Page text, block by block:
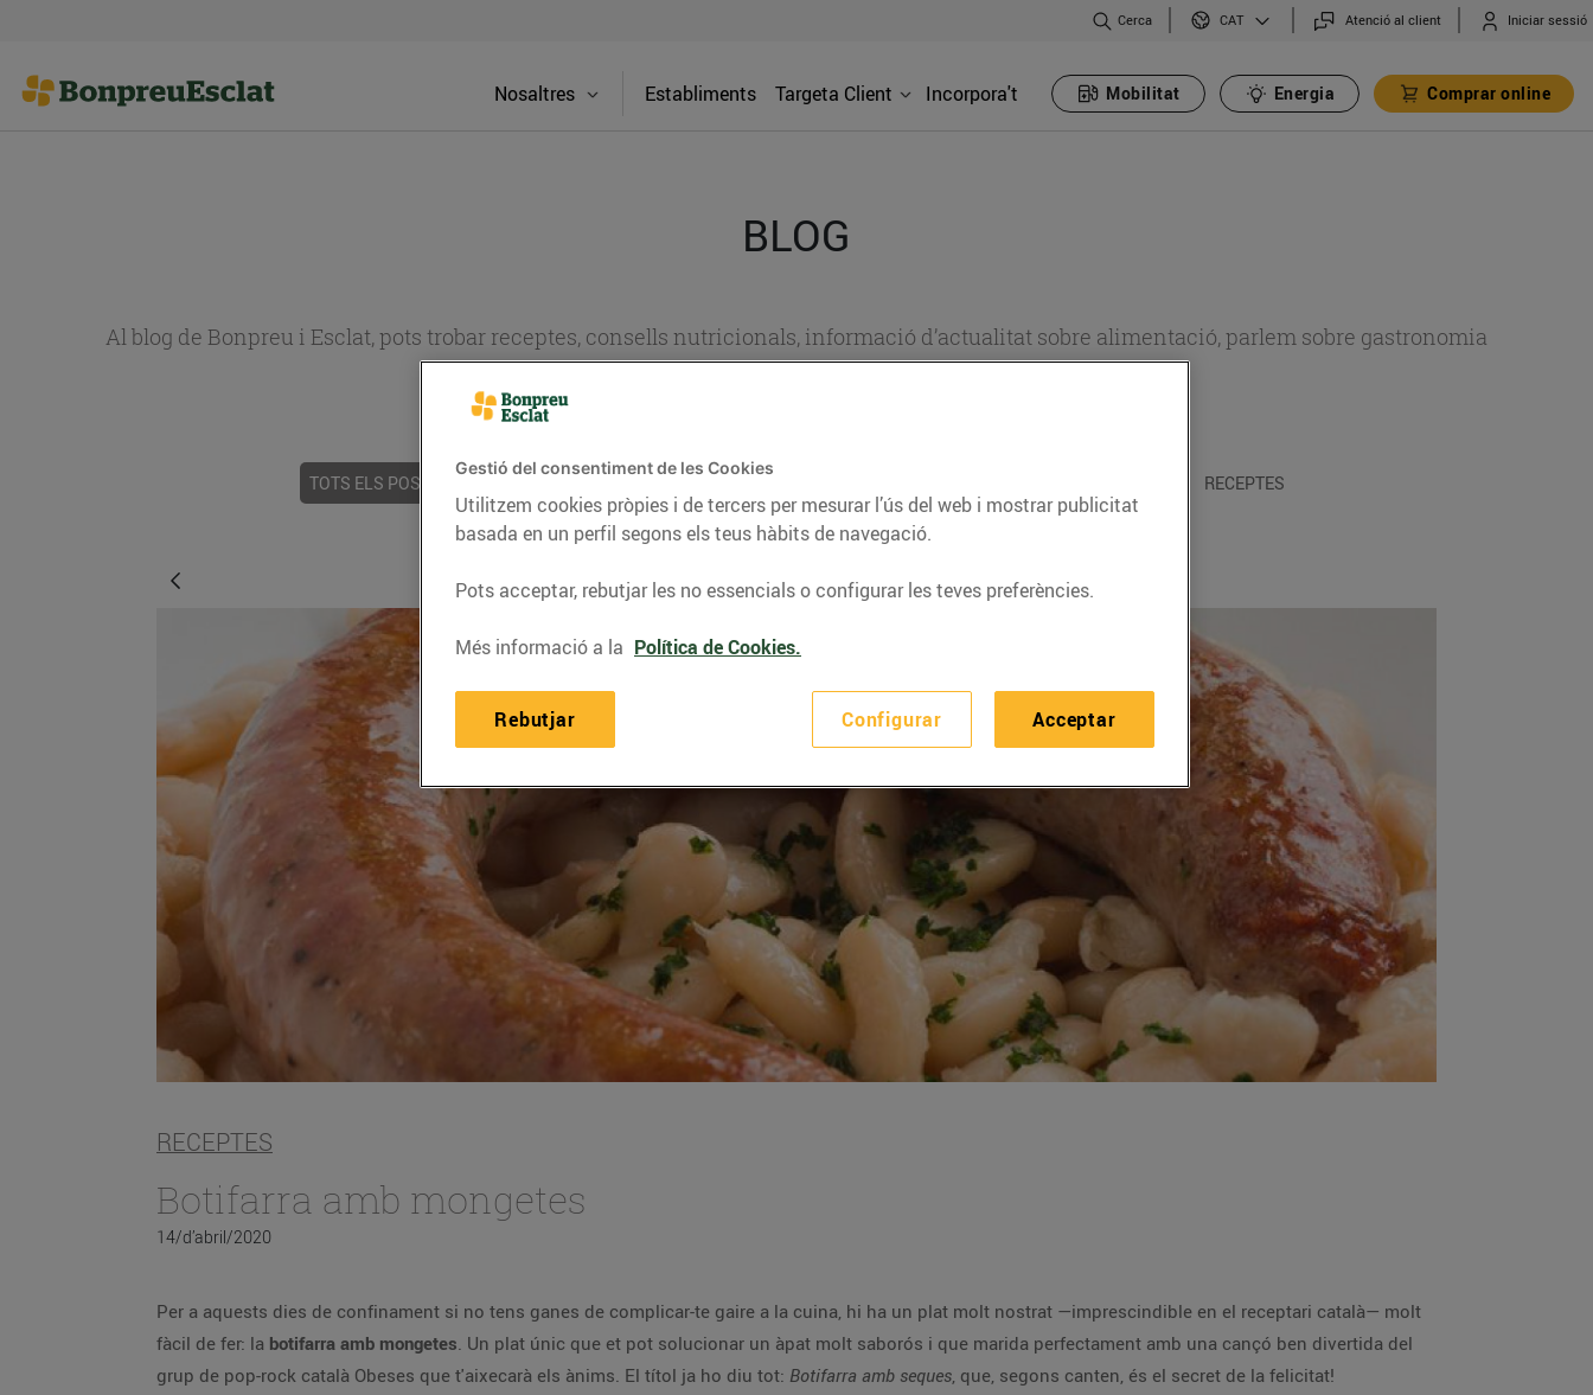
Cerca CAT Atenció al client Iniciar sessió
Nosaltres Establiments Targeta Client Incorpora't Mobilitat Energia Comprar online
BLOG
Al blog de Bonpreu i Esclat, pots trobar receptes, consells nutricionals, informació d’actualitat sobre alimentació, parlem sobre gastronomia
TOTS ELS POSTS RECEPTES
RECEPTES
Botifarra amb mongetes
14/d’abril/2020
Per a aquests dies de confinament si no tens ganes de complicar-te gaire a la cuina, hi ha un plat molt nostrat —imprescindible en el receptari català— molt
fàcil de fer: la
botifarra amb mongetes. Un plat únic que et pot solucionar un àpat molt saborós i que marida perfectament amb una cançó ben divertida del
grup de pop-rock català Obeses que t'aixecarà els ànims. El títol ja ho diu tot: Botifarra amb seques , que, segons canten, és el secret de la felicitat!
Gestió del consentiment de les Cookies
Utilitzem cookies pròpies i de tercers per mesurar l’ús del web i mostrar publicitat
basada en un perfil segons els teus hàbits de navegació.
Pots acceptar, rebutjar les no essencials o configurar les teves preferències.
Més informació a la Política de Cookies.
Configurar
Rebutjar Acceptar